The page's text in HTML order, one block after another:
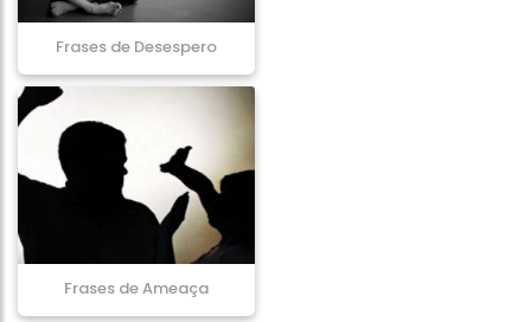
Frases de Desespero
Frases de Ameaça